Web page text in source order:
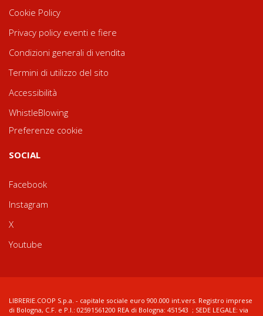
Cookie Policy
Privacy policy eventi e fiere
Condizioni generali di vendita
Termini di utilizzo del sito
Accessibilità
WhistleBlowing
Preferenze cookie
SOCIAL
Facebook
Instagram
X
Youtube
LIBRERIE.COOP S.p.a. - capitale sociale euro 900.000 int.vers. Registro imprese
di Bologna, C.F. e P.I.: 02591561200 REA di Bologna: 451543 ; SEDE LEGALE: via